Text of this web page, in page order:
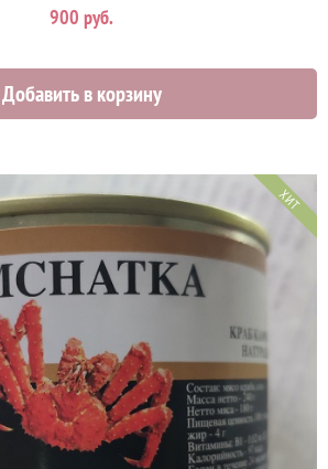
900 руб.
Добавить в корзину
ХИТ